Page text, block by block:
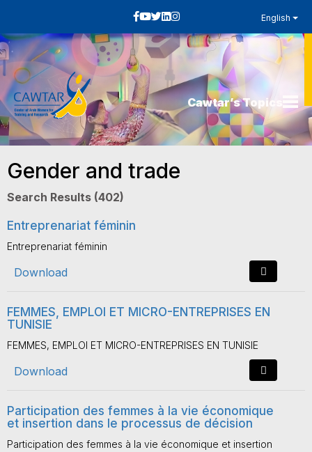
English
Cawtar’s Topics
Gender and trade
Search Results (402)
Entreprenariat féminin
Entreprenariat féminin
Download
FEMMES, EMPLOI ET MICRO-ENTREPRISES EN
TUNISIE
FEMMES, EMPLOI ET MICRO-ENTREPRISES EN TUNISIE
Download
Participation des femmes à la vie économique
et insertion dans le processus de décision
Participation des femmes à la vie économique et insertion